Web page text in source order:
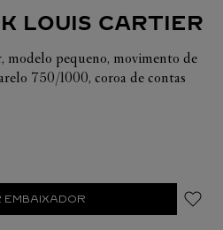
LOUIS CARTIER
pequeno, movimento de
750/1000, coroa de contas
0,71 quilates, ponteiros em aço
preta brilhante, fivela em ouro
à água até 3 bar (aprox. 30
EMBAIXADOR